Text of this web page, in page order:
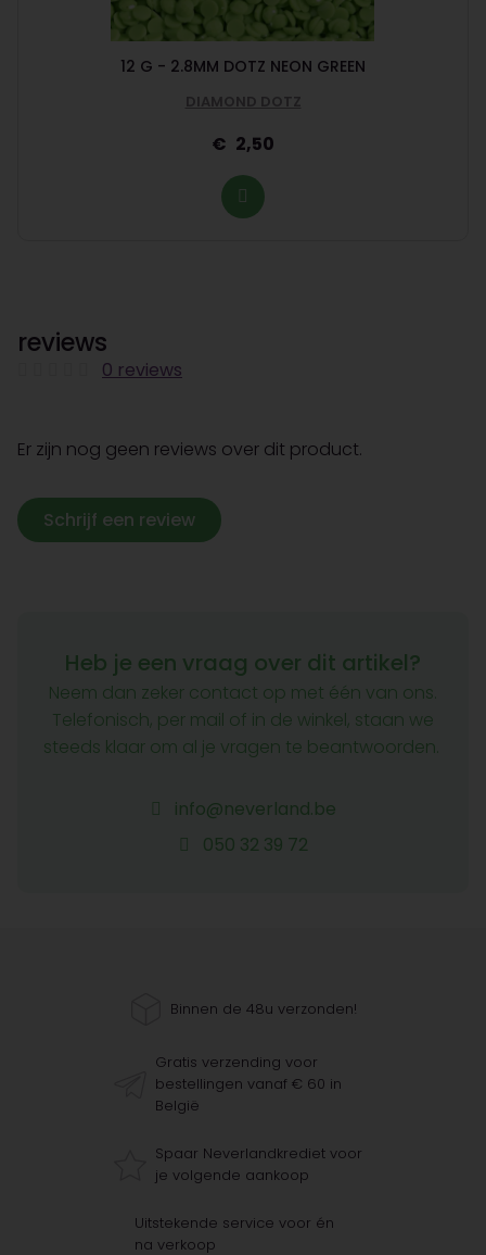
12 G - 2.8MM DOTZ NEON GREEN
DIAMOND DOTZ
2,50
reviews
0 reviews
Er zijn nog geen reviews over dit product.
Schrijf een review
Heb je een vraag over dit artikel?
Neem dan zeker contact op met één van ons.
Telefonisch, per mail of in de winkel, staan we
steeds klaar om al je vragen te beantwoorden.
info@neverland.be
050 32 39 72
Binnen de 48u verzonden!
Gratis verzending voor
bestellingen vanaf € 60 in
België
Spaar Neverlandkrediet voor
je volgende aankoop
Uitstekende service voor én
na verkoop